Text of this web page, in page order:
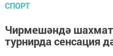
СПОРТ
Чирмешәндә шахмат
турнирда сенсация